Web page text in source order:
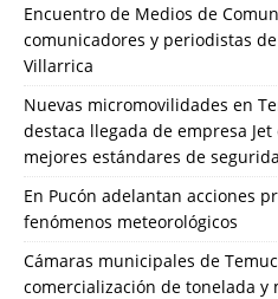
Encuentro de Medios de
comunicadores y periodistas
Villarrica
Nuevas micromovilidades en
destaca llegada de empresa
mejores estándares de
En Pucón adelantan acciones
fenómenos meteorológicos
Cámaras municipales de
comercialización de tonelada y